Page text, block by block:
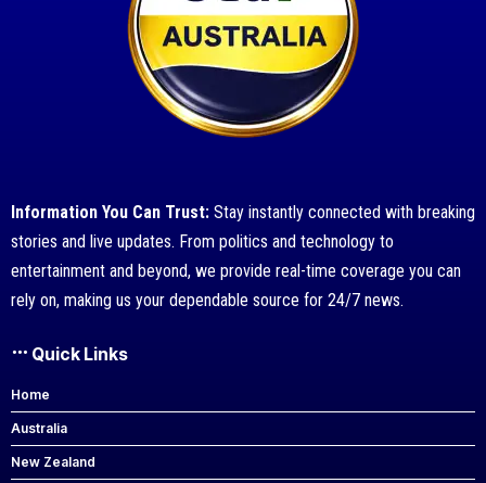
Information You Can Trust: Stay instantly connected with breaking
stories and live updates. From politics and technology to
entertainment and beyond, we provide real-time coverage you can
rely on, making us your dependable source for 24/7 news.
Quick Links
Home
Australia
New Zealand